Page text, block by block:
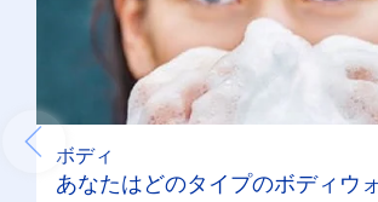
ウォッシュ
カラー
ボディ
あなたはどのタイプのボディウ